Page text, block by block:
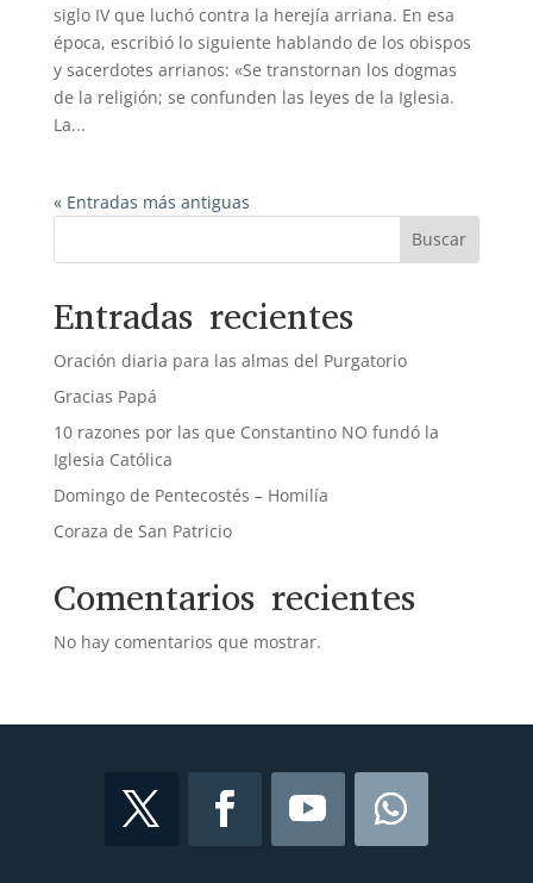
siglo IV que luchó contra la herejía arriana. En esa
época, escribió lo siguiente hablando de los obispos
y sacerdotes arrianos: «Se transtornan los dogmas
de la religión; se confunden las leyes de la Iglesia.
La...
« Entradas más antiguas
Buscar
Entradas recientes
Oración diaria para las almas del Purgatorio
Gracias Papá
10 razones por las que Constantino NO fundó la
Iglesia Católica
Domingo de Pentecostés – Homilía
Coraza de San Patricio
Comentarios recientes
No hay comentarios que mostrar.